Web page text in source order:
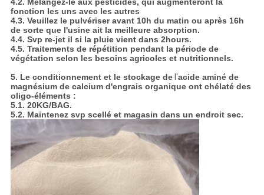
4.2. Mélangez-le aux pesticides, qui augmenteront la
fonction les uns avec les autres
4.3. Veuillez le pulvériser avant 10h du matin ou après 16h
de sorte que l'usine ait la meilleure absorption.
4.4. Svp re-jet il si la pluie vient dans 2hours.
4.5. Traitements de répétition pendant la période de
végétation selon les besoins agricoles et nutritionnels.
5. Le conditionnement et le stockagedel'acide aminé de
magnésium de calcium d'engrais organique ont chélaté des
oligo-éléments :
5.1. 20KG/BAG.
5.2. Maintenez svp scellé et magasin dans un endroit sec.